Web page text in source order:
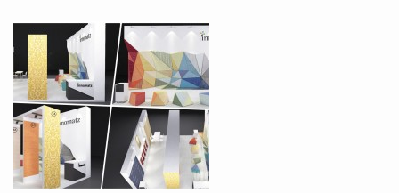
SHOWROOM – CỬA
HÀNG – CITIGYM – BẾN
VÂN ĐỒN , Q4